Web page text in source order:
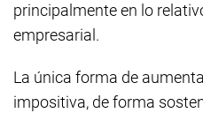
principalmente en lo
empresarial.
La única forma de
impositiva, de forma